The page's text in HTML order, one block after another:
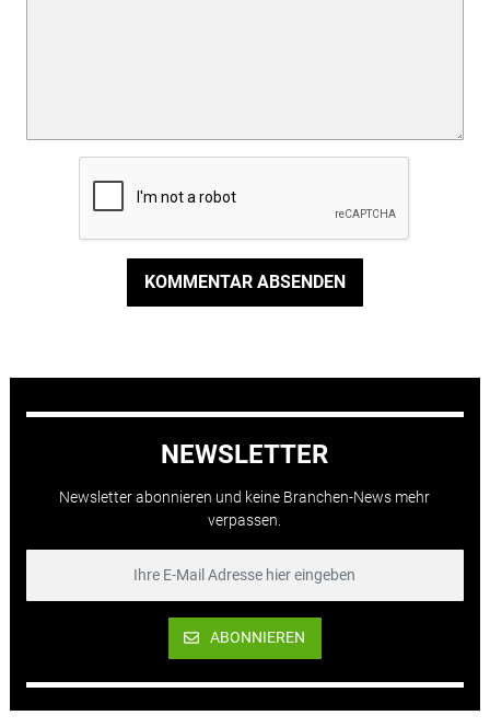
KOMMENTAR ABSENDEN
NEWSLETTER
Newsletter abonnieren und keine Branchen-News mehr
verpassen.
ABONNIEREN